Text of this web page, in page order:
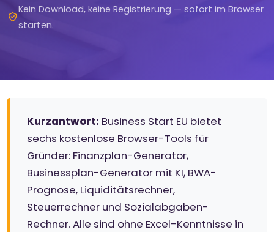
Kein Download, keine Registrierung — sofort im Browser
starten.
Kurzantwort: Business Start EU bietet
sechs kostenlose Browser-Tools für
Gründer: Finanzplan-Generator,
Businessplan-Generator mit KI, BWA-
Prognose, Liquiditätsrechner,
Steuerrechner und Sozialabgaben-
Rechner. Alle sind ohne Excel-Kenntnisse in